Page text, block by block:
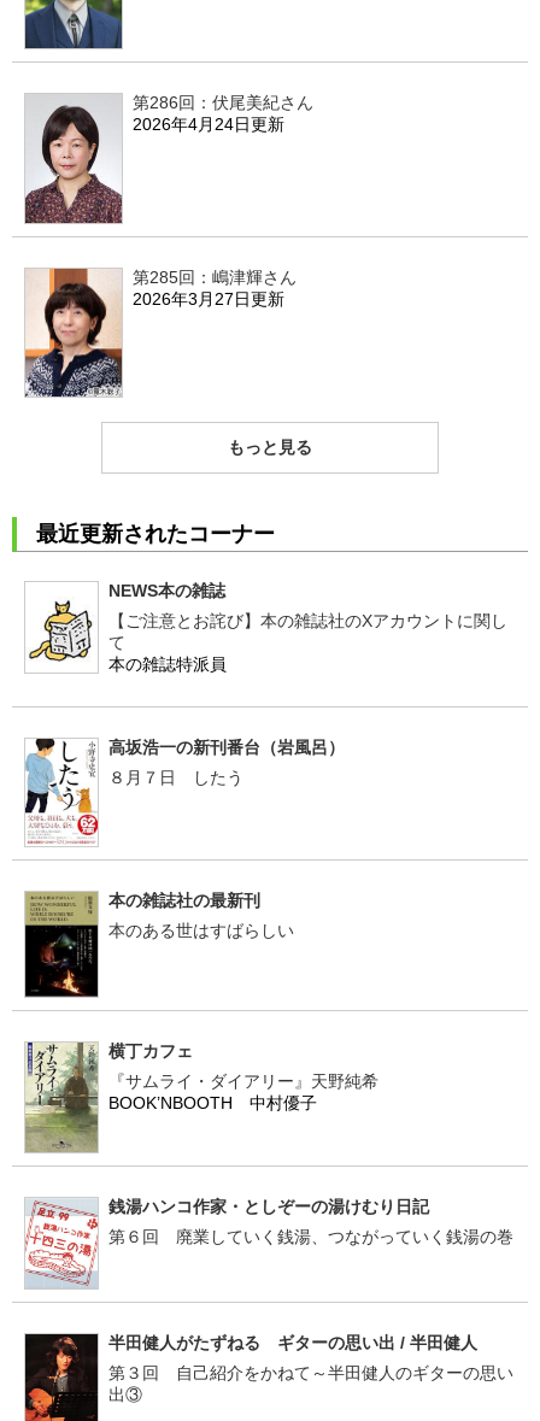
第286回：伏尾美紀さん
2026年4月24日更新
第285回：嶋津輝さん
2026年3月27日更新
もっと見る
最近更新されたコーナー
NEWS本の雑誌
【ご注意とお詫び】本の雑誌社のXアカウントに関し
て
本の雑誌特派員
高坂浩一の新刊番台（岩風呂）
８月７日 したう
本の雑誌社の最新刊
本のある世はすばらしい
横丁カフェ
『サムライ・ダイアリー』天野純希
BOOK’NBOOTH 中村優子
銭湯ハンコ作家・としぞーの湯けむり日記
第６回 廃業していく銭湯、つながっていく銭湯の巻
半田健人がたずねる ギターの思い出 / 半田健人
第３回 自己紹介をかねて～半田健人のギターの思い
出③